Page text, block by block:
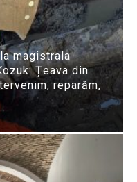
magistrala
Țeava din
reparăm,